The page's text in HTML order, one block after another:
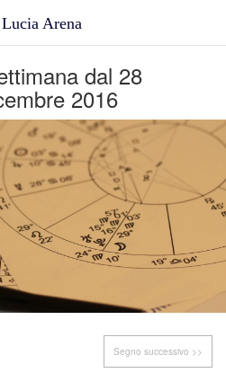
Arena
dal 28
2016
Segno successivo >>